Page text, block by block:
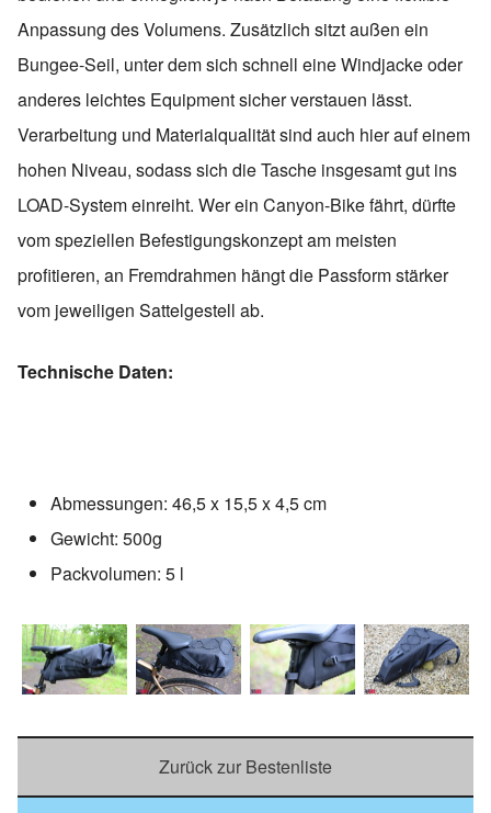
Anpassung des Volumens. Zusätzlich sitzt außen ein
Bungee-Seil, unter dem sich schnell eine Windjacke oder
anderes leichtes Equipment sicher verstauen lässt.
Verarbeitung und Materialqualität sind auch hier auf einem
hohen Niveau, sodass sich die Tasche insgesamt gut ins
LOAD-System einreiht. Wer ein Canyon-Bike fährt, dürfte
vom speziellen Befestigungskonzept am meisten
profitieren, an Fremdrahmen hängt die Passform stärker
vom jeweiligen Sattelgestell ab.
Technische Daten:
Abmessungen: 46,5 x 15,5 x 4,5 cm
Gewicht: 500g
Packvolumen: 5 l
Zurück zur Bestenliste